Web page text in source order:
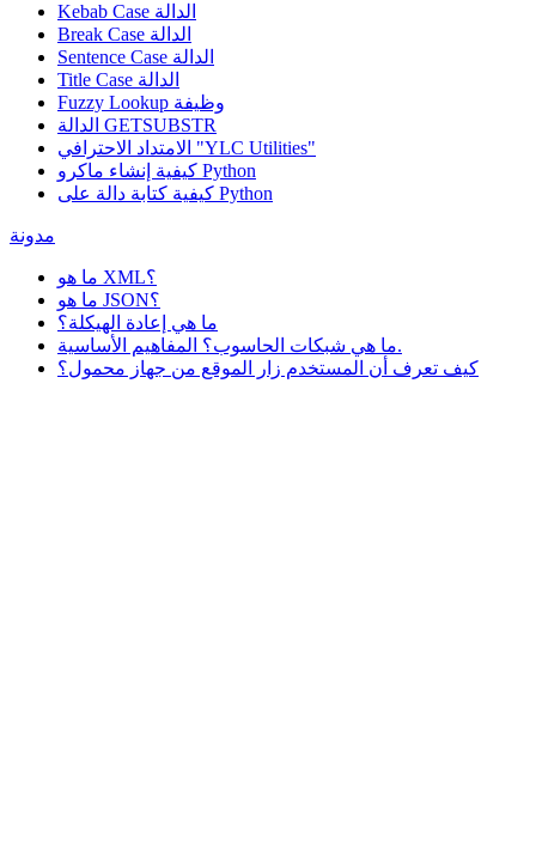
Kebab Case الدالة
Break Case الدالة
Sentence Case الدالة
Title Case الدالة
Fuzzy Lookup وظيفة
الدالة GETSUBSTR
الامتداد الاحترافي "YLC Utilities"
كيفية إنشاء ماكرو Python
كيفية كتابة دالة على Python
مدونة
ما هو XML؟
ما هو JSON؟
ما هي إعادة الهيكلة؟
ما هي شبكات الحاسوب؟ المفاهيم الأساسية.
كيف تعرف أن المستخدم زار الموقع من جهاز محمول؟